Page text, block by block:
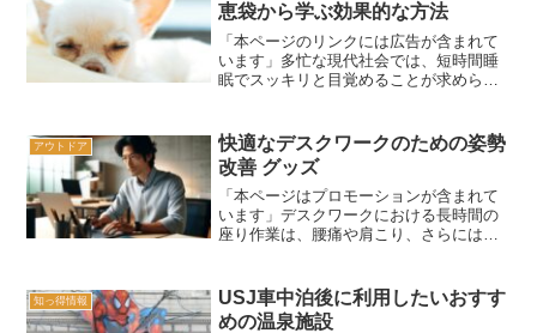
恵袋から学ぶ効果的な方法
「本ページのリンクには広告が含まれて
います」多忙な現代社会では、短時間睡
眠でスッキリと目覚めることが求められ
たも、その解決策を探しているのではな
いでしょうか。...
アウトドア
快適なデスクワークのための姿勢
改善 グッズ
「本ページはプロモーションが含まれて
います」デスクワークにおける長時間の
座り作業は、腰痛や肩こり、さらには姿
を軽減し、健康的な働き方をサポートす
るために、特におすすめし...
知っ得情報
USJ車中泊後に利用したいおすす
めの温泉施設